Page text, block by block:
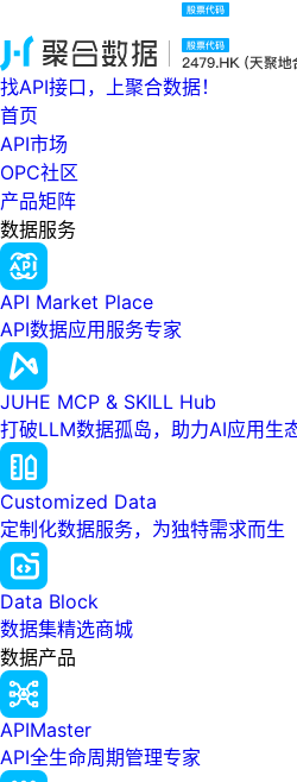
找API接口，上聚合数据！
首页
API市场
OPC社区
产品矩阵
数据服务
API Market Place
API数据应用服务专家
JUHE MCP & SKILL Hub
打破LLM数据孤岛，助力AI应用生
Customized Data
定制化数据服务，为独特需求而生
Data Block
数据集精选商城
数据产品
APIMaster
API全生命周期管理专家